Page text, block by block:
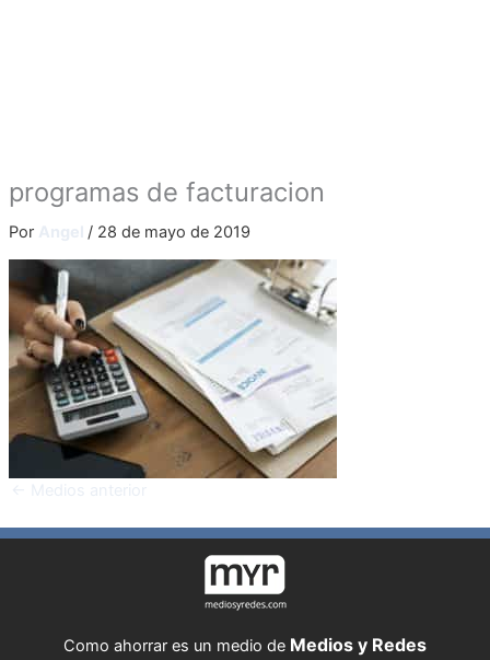
programas de facturacion
Por / 28 de mayo de 2019
Como ahorrar es un medio de Medios y Redes